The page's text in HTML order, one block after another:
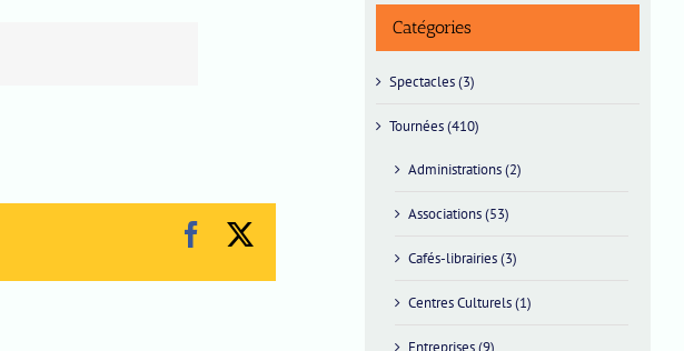
Facebook
Catégories
Spectacles (3)
Tournées (410)
Administrations (2)
Associations (53)
Cafés-librairies (3)
Centres Culturels (1)
Entreprises (9)